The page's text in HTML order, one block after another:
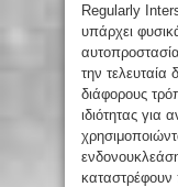
Regularly
υπάρχει
την τελευταία
διάφορους
ιδιότητας